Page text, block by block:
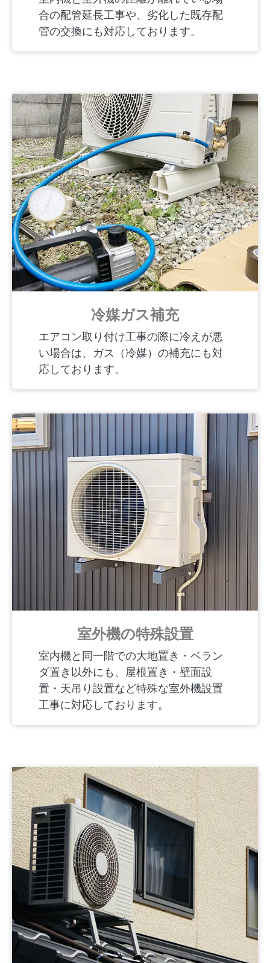
合の配管延長工事や、劣化した既存配
管の交換にも対応しております。
冷媒ガス補充
エアコン取り付け工事の際に冷えが悪
い場合は、ガス（冷媒）の補充にも対
応しております。
室外機の特殊設置
室内機と同一階での大地置き・ベラン
ダ置き以外にも、屋根置き・壁面設
置・天吊り設置など特殊な室外機設置
工事に対応しております。